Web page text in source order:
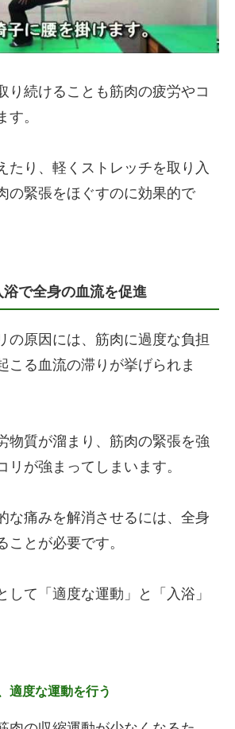
り続けることも筋肉の疲労やコ
す。
たり、軽くストレッチを取り入
の緊張をほぐすのに効果的で
で全身の血流を促進
の原因には、筋肉に過度な負担
こる血流の滞りが挙げられま
物質が溜まり、筋肉の緊張を強
リが強まってしまいます。
な痛みを解消させるには、全身
ことが必要です。
して「適度な運動」と「入浴」
適度な運動を行う